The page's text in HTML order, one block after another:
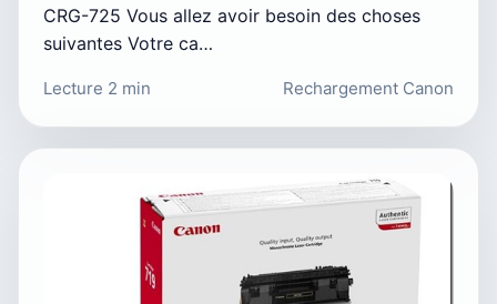
CRG-725 Vous allez avoir besoin des choses
suivantes Votre ca…
Lecture 2 min Rechargement Canon